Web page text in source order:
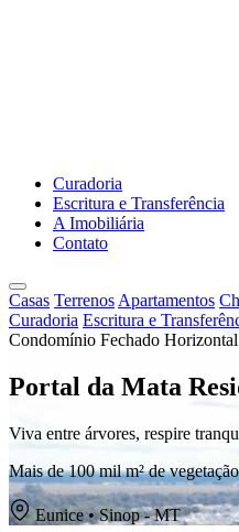
Curadoria
Escritura e Transferência
A Imobiliária
Contato
Casas Terrenos Apartamentos
Curadoria Escritura e
Condomínio Fechado
Portal da Mata
Viva entre árvores, respire
Mais de 100 mil m² de
Eunice • Sinop - MT